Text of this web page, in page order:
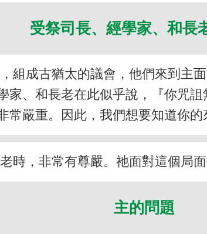
受祭司長、經學家、和長
組成古猶太的議會，他們來到主
家、和長老在此似乎說，『你咒
嚴重。因此，我們想要知道你的
時，非常有尊嚴。祂面對這個局
主的問題